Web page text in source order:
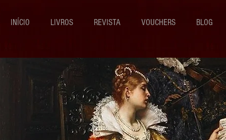
INÍCIO LIVROS REVISTA VOUCHERS BLOG